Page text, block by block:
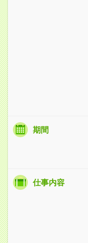
期間
仕事内容